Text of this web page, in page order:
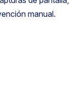
manual.